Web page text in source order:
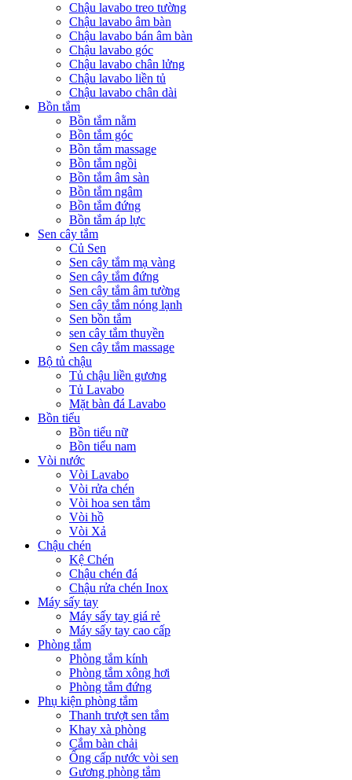
Chậu lavabo treo tường
Chậu lavabo âm bàn
Chậu lavabo bán âm bàn
Chậu lavabo góc
Chậu lavabo chân lửng
Chậu lavabo liền tủ
Chậu lavabo chân dài
Bồn tắm
Bồn tắm nằm
Bồn tắm góc
Bồn tắm massage
Bồn tắm ngồi
Bồn tắm âm sàn
Bồn tắm ngâm
Bồn tắm đứng
Bồn tắm áp lực
Sen cây tắm
Củ Sen
Sen cây tắm mạ vàng
Sen cây tắm đứng
Sen cây tắm âm tường
Sen cây tắm nóng lạnh
Sen bồn tắm
sen cây tắm thuyền
Sen cây tắm massage
Bộ tủ chậu
Tủ chậu liền gương
Tủ Lavabo
Mặt bàn đá Lavabo
Bồn tiểu
Bồn tiểu nữ
Bồn tiểu nam
Vòi nước
Vòi Lavabo
Vòi rửa chén
Vòi hoa sen tắm
Vòi hồ
Vòi Xả
Chậu chén
Kệ Chén
Chậu chén đá
Chậu rửa chén Inox
Máy sấy tay
Máy sấy tay giá rẻ
Máy sấy tay cao cấp
Phòng tắm
Phòng tắm kính
Phòng tắm xông hơi
Phòng tắm đứng
Phụ kiện phòng tắm
Thanh trượt sen tắm
Khay xà phòng
Cắm bàn chải
Ống cấp nước vòi sen
Gương phòng tắm